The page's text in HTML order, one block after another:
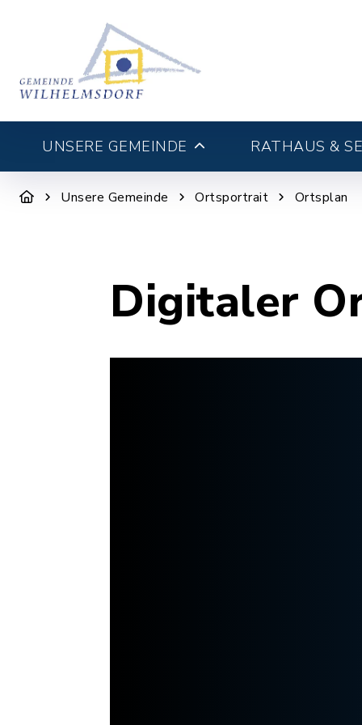
UNSERE GEMEINDE RATHAUS &
Unsere Gemeinde Ortsportrait Ortsplan
Digitaler